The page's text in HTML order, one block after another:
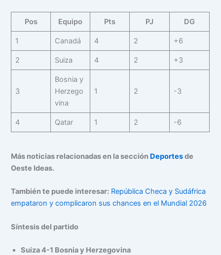
Pos Equipo Pts PJ DG
1 Canadá 4 2 +6
2 Suiza 4 2 +3
3
Bosnia y
Herzego
vina
1 2 -3
4 Qatar 1 2 -6
Más noticias relacionadas en la sección Deportesde
Oeste Ideas.
También te puede interesar: República Checa y Sudáfrica
empataron y complicaron sus chances en el Mundial 2026
Síntesis del partido
Suiza 4-1 Bosnia y Herzegovina